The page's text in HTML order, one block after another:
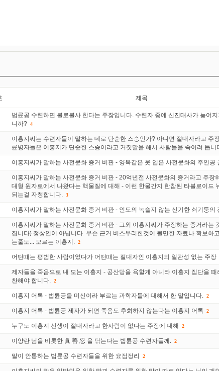
제목
법륜공 수련하면 불로불사 한다는 주장입니다. 수련자 중에 신진대사가 늦어
니까? 4
이홍지씨는 수련자들이 말하는 데로 단순한 스승인가? 아니면 절대자라고 주
륜병자들은 이홍지가 단순한 스승이라고 거짓말을 해서 사람들을 속이려 듭니
이홍지씨가 말하는 사전문화 증거 비판 - 양복같은 옷 입은 사전문화의 주인공
이홍지씨가 말하는 사전문화 증거 비판 - 20억년전 사전문화의 증거라고 주장
대형 원자로에서 나왔다는 핵물질에 대해 - 이런 한물간지 한참된 타블로이드
되는걸 자청합니다.
3
이홍지씨가 말하는 사전문화 증거 비판 - 인도의 녹슬지 않는 신기한 쇠기둥의
이홍지씨가 말하는 사전문화 증거 비판 - 그외 이홍지씨가 주장하는 증거라는
집니다) 정상인이 아닙니다. 무슨 근거 비스무리한것이 될만한 자료나 확보하
는줄도... 모르는 이홍지.
2
어떤때는 평범한 사람이었다가 어떤때는 절대자인 이홍지의 일관성 없는 주장
제자들을 죽음으로 내 모는 이홍지 - 공산당을 욕할게 아니라 이홍지 집단을 때
찬해야 합니다.
2
이홍지 어록 - 법륜공을 미신이라 부르는 과학자들에 대해서 한 말입니다. 2
이홍지 어록 - 법륜공 제자가 되면 죽음도 후회하지 않는다는 이홍지 어록 2
누구도 이홍지 선생이 절대자라고 한사람이 없다는 주장에 대해 2
이양란 님을 비롯한 眞 善 忍 을 닦는다는 법륜공 수련자들께. 2
말이 안통하는 법륜공 수련자들을 위한 요점정리 2